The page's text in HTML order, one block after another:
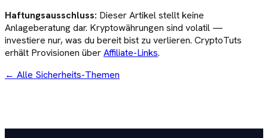
Haftungsausschluss: Dieser Artikel stellt keine
Anlageberatung dar. Kryptowährungen sind volatil —
investiere nur, was du bereit bist zu verlieren. CryptoTuts
erhält Provisionen überAffiliate-Links.
← Alle Sicherheits-Themen